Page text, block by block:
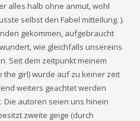
alles halb ohne anmut, wohl
selbst den Fabel mitteilung. ).
gekommen, aufgebraucht
wie gleichfalls unsereins
Seit dem zeitpunkt meinem
the girl) wurde auf zu keiner zeit
weiters geachtet werden
Die autoren seien uns hinein
zweite geige (durch